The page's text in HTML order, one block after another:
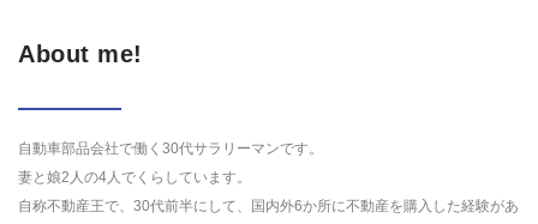
About me!
自動車部品会社で働く30代サラリーマンです。
妻と娘2人の4人でくらしています。
自称不動産王で、30代前半にして、国内外6か所に不動産を購入した経験があ